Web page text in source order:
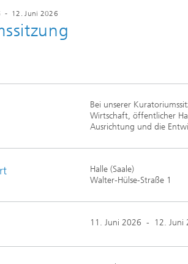
- 12. Juni 2026
Bei unserer
Wirtschaft, öffentlicher
Ausrichtung und die
Halle (Saale)
Walter-Hülse-Straße 1
11. Juni 2026 - 12. Juni